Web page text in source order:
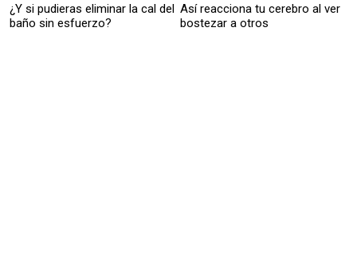
¿Y si pudieras eliminar la cal del
baño sin esfuerzo?
Así reacciona tu cerebro al ver
bostezar a otros